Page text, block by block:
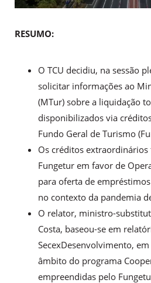
RESUMO:
O TCU decidiu, na sessão
solicitar informações ao
(MTur) sobre a liquidação
disponibilizados via
Fundo Geral de Turismo
Os créditos
Fungetur em favor de
para oferta de
no contexto da pandemia
O relator, ministro-
Costa, baseou-se em
SecexDesenvolvimento,
âmbito do programa
empreendidas pelo